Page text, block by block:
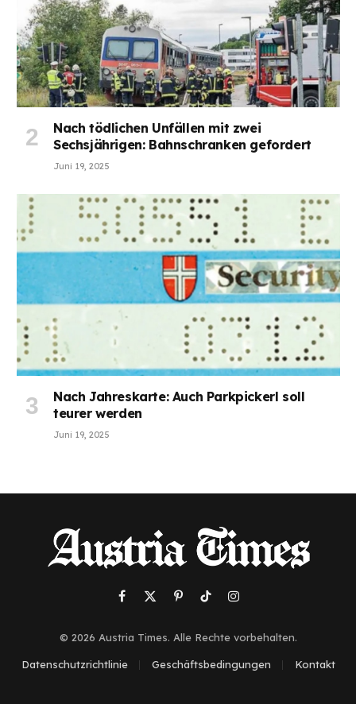
Nach tödlichen Unfällen mit zwei
Sechsjährigen: Bahnschranken gefordert
Juni 19, 2025
Nach Jahreskarte: Auch Parkpickerl soll
teurer werden
Juni 19, 2025
Facebook
X
PinterestTikTokInstagram
© 2026 Austria Times. Alle Rechte vorbehalten.
Datenschutzrichtlinie Geschäftsbedingungen Kontakt